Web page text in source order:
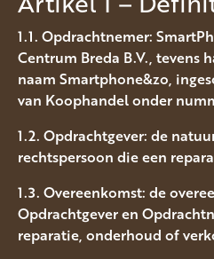
1.1. Opdrachtnemer:
Centrum Breda B.V., tevens
naam Smartphone&zo,
van Koophandel onder
1.2. Opdrachtgever: de
rechtspersoon die een
1.3. Overeenkomst: de
Opdrachtgever en
reparatie, onderhoud of